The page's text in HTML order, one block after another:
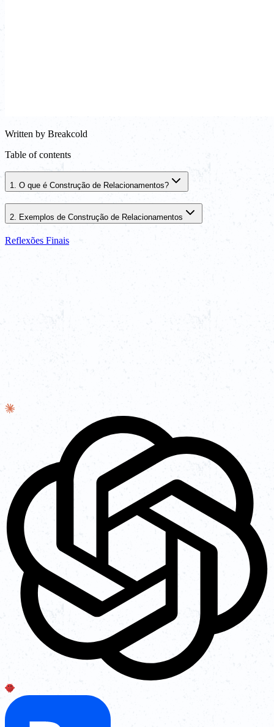
Written by Breakcold
Table of contents
1. O que é Construção de Relacionamentos?
2. Exemplos de Construção de Relacionamentos
Reflexões Finais